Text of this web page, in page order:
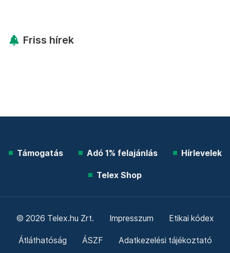
Friss hírek
Támogatás Adó 1% felajánlás Hírlevelek
Telex Shop
© 2026 Telex.hu Zrt. Impresszum Etikai kódex
Átláthatóság ÁSZF Adatkezelési tájékoztató